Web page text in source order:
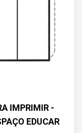
IMPRIMIR -
EDUCAR